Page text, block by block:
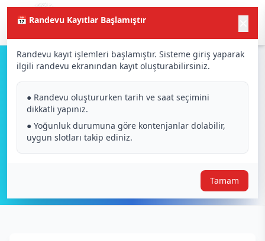
📅 Randevu Kayıtlar Başlamıştır
Randevu kayıt işlemleri başlamıştır. Sisteme giriş yaparak
ilgili randevu ekranından kayıt oluşturabilirsiniz.
● Randevu oluştururken tarih ve saat seçimini
dikkatli yapınız.
● Yoğunluk durumuna göre kontenjanlar dolabilir,
uygun slotları takip ediniz.
Tamam
Sinevizyon